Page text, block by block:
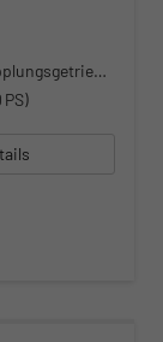
Doppelkupplungsgetriebe (DSG)
PS)